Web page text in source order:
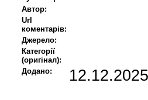
Автор:
Url
коментарів:
Джерело:
Категорії
(оригінал):
Додано: